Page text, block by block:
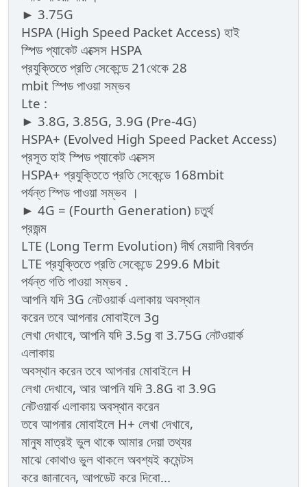
► 3.75G
HSPA (High Speed Packet Access) হাই
স্পিড প্যাকেট এক্সেস HSPA
প্রযুক্তিতে প্রতি সেকেন্ডে 21থেকে 28
mbit স্পিড পাওয়া সম্ভব
Lte :
► 3.8G, 3.85G, 3.9G (Pre-4G)
HSPA+ (Evolved High Speed Packet Access)
প্রসূত হাই স্পিড প্যাকেট এক্সেস
HSPA+ প্রযুক্তিতে প্রতি সেকেন্ডে 168mbit
পর্যন্ত স্পিড পাওয়া সম্ভব ।
► 4G = (Fourth Generation) চতুর্থ
প্রজন্ম
LTE (Long Term Evolution) দীর্ঘ মেয়াদী বিবর্তন
LTE প্রযুক্তিতে প্রতি সেকেন্ডে 299.6 Mbit
পর্যন্ত গতি পাওয়া সম্ভব .
আপনি যদি 3G নেটওয়ার্ক এলাকায় অবস্থান
করেন তবে আপনার মোবাইলে 3g
লেখা দেখাবে, আপনি যদি 3.5g বা 3.75G নেটওয়ার্ক
এলাকায়
অবস্থান করেন তবে আপনার মোবাইলে H
লেখা দেখাবে, আর আপনি যদি 3.8G বা 3.9G
নেটওয়ার্ক এলাকায় অবস্থান করেন
তবে আপনার মোবাইলে H+ লেখা দেখাবে,
মানুষ মাত্রই ভুল থাকে আমার দেয়া তথ্যর
মাঝে কোথাও ভুল থাকলে অবশ্যই কমেন্টস
করে জানাবেন, আপডেট করে দিবো...